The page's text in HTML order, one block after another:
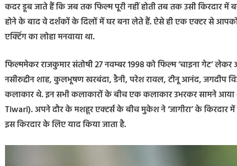
कदर डूब जाते हैं कि जब तक फिल्म पूरी नहीं होती तब तक उसी किरदार में
होने के बाद वे दर्शकों के दिलों में घर बना लेते हैं. ऐसे ही एक एक्टर से आपको
एक्टिंग का लोहा मनवाया था.
फिल्ममेकर राजकुमार संतोषी 27 नवम्बर 1998 को फिल्म ‘चाइना गेट’
नसीरु​द्दीन शाह, कुलभूषण खरबंदा, डैनी, परेश रावल, टीनू आनंद, जगदीप
कलाकार थे. इन सभी कलाकारों के बीच एक कलाकार उभरकर सामने
Tiwari). अपने दौर के मशहूर एक्टर्स के बीच मुकेश ने ‘जागीरा’ के
इस किरदार के लिए याद किया जाता है.